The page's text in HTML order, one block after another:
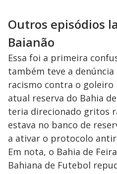
Outros episódios
Baianão
Essa foi a primeira
também teve a denúncia
racismo contra o goleiro
atual reserva do Bahia
teria direcionado gritos
estava no banco de
a ativar o protocolo
Em nota, o Bahia de
Bahiana de Futebol